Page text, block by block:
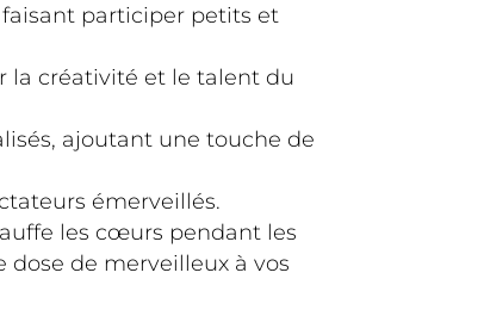
participer petits et
la créativité et le talent du
ajoutant une touche de
émerveillés.
les cœurs pendant les
de merveilleux à vos